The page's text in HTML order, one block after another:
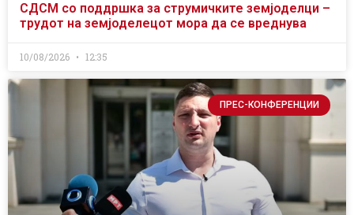
СДСМ со поддршка за струмичките земјоделци –
трудот на земјоделецот мора да се вреднува
10/08/2026 12:35
ПРЕС-КОНФЕРЕНЦИИ